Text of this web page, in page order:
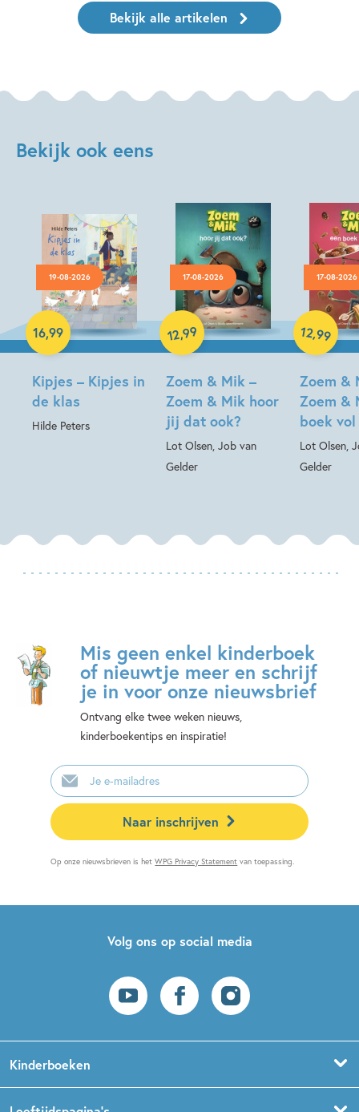
Bekijk alle artikelen
Bekijk ook eens
19-08-2026
Kipjes – Kipjes in
de klas
Hilde Peters
16,99
Hardcover
17-08-2026
Zoem & Mik –
Zoem & Mik hoor
jij dat ook?
Lot Olsen, Job van
Gelder
12,99
Hardcover
17-08-2026
Zoem &
Zoem &
boek
Lot Olsen,
Gelder
12,99
Hardcover
Mis geen enkel kinderboek
of nieuwtje meer en schrijf
je in voor onze nieuwsbrief
Ontvang elke twee weken nieuws,
kinderboekentips en inspiratie!
E-
mailadres
Naar inschrijven
Op onze nieuwsbrieven is hetWPG Privacy Statement van toepassing.
Volg ons op social media
Kinderboeken